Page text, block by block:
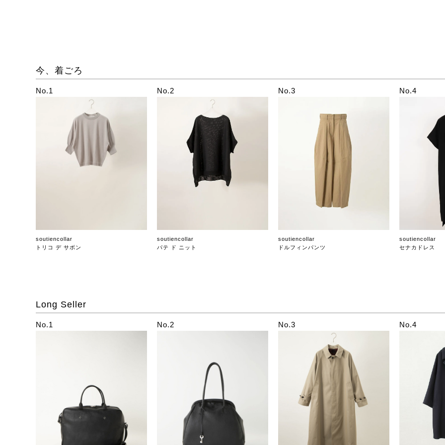
今、着ごろ
No.1
soutiencollar
トリコ デ サボン
No.2
soutiencollar
パテ ド ニット
No.3
soutiencollar
ドルフィンパンツ
No.4
soutiencollar
セナカドレス
Long Seller
No.1 No.2 No.3 No.4